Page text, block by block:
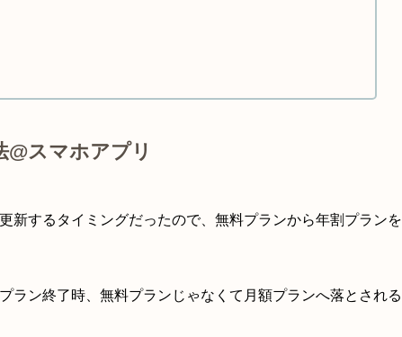
スマホアプリ
新するタイミングだったので、無料プランから年割プランを
ラン終了時、無料プランじゃなくて月額プランへ落とされる